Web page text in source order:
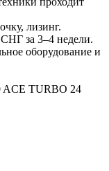
лизинг.
за 3–4 недели.
оборудование и
ACE TURBO 24